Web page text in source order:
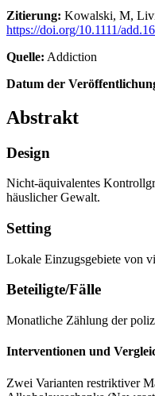
Zitierung: Kowalski, M,
https://doi.org/10.1111/
Quelle: Addiction
Datum der
Abstrakt
Design
Nicht-äquivalentes
häuslicher Gewalt.
Setting
Lokale Einzugsgebiete von
Beteiligte/Fälle
Monatliche Zählung der
Interventionen und
Zwei Varianten restriktiver